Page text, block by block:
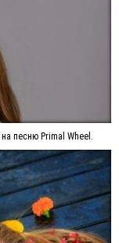
песню Primal Wheel.